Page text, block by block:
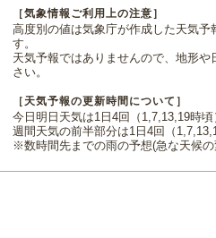
［気象情報ご利用上の注意］
高度別の値は気象庁が作成した天気予
す。
天気予報ではありませんので、地形
さい。
［天気予報の更新時間について］
今日明日天気は1日4回（1,7,13,19時頃
週間天気の前半部分は1日4回（
※数時間先までの雨の予想(急な天候